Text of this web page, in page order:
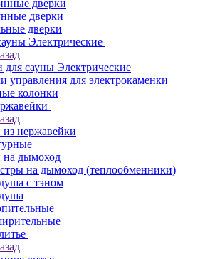
дверки
дверки
дверки
Электрические
для сауны Электрические
управления для электрокаменки
колонки
из нержавейки
на дымоход
на дымоход (теплообменники)
с тэном